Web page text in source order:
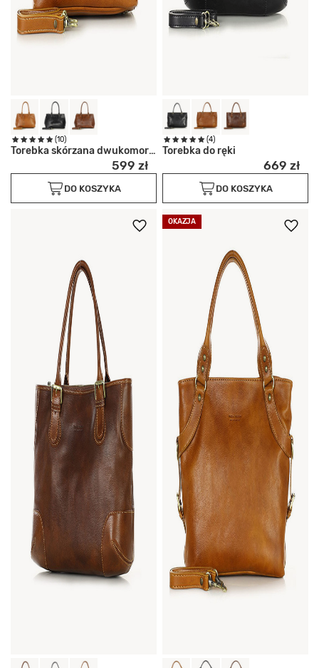
(10)
Torebka skórzana dwukomorowa
599 zł
DO KOSZYKA
(4)
Torebka do ręki
669 zł
DO KOSZYKA
OKAZJA